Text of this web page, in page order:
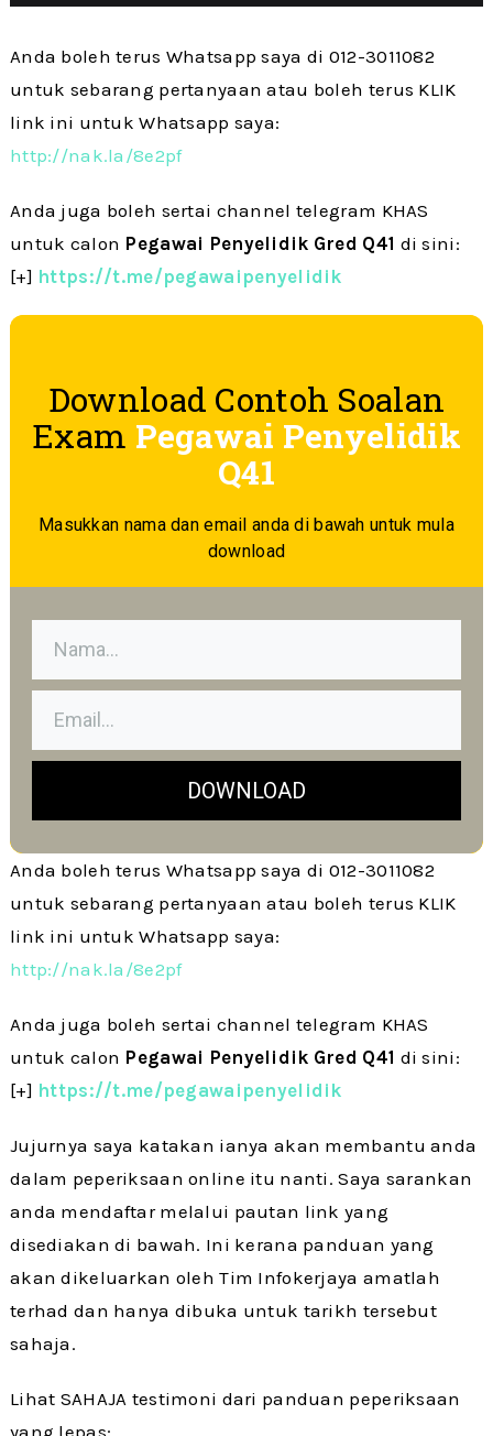
Anda boleh terus Whatsapp saya di 012-3011082
untuk sebarang pertanyaan atau boleh terus KLIK
link ini untuk Whatsapp saya:
http://nak.la/8e2pf
Anda juga boleh sertai channel telegram KHAS
untuk calon Pegawai Penyelidik Gred Q41 di sini:
[+] https://t.me/pegawaipenyelidik
Download Contoh Soalan
Exam Pegawai Penyelidik
Q41
Masukkan nama dan email anda di bawah untuk mula
download
DOWNLOAD
Anda boleh terus Whatsapp saya di 012-3011082
untuk sebarang pertanyaan atau boleh terus KLIK
link ini untuk Whatsapp saya:
http://nak.la/8e2pf
Anda juga boleh sertai channel telegram KHAS
untuk calon Pegawai Penyelidik Gred Q41 di sini:
[+] https://t.me/pegawaipenyelidik
Jujurnya saya katakan ianya akan membantu anda
dalam peperiksaan online itu nanti. Saya sarankan
anda mendaftar melalui pautan link yang
disediakan di bawah. Ini kerana panduan yang
akan dikeluarkan oleh Tim Infokerjaya amatlah
terhad dan hanya dibuka untuk tarikh tersebut
sahaja.
Lihat SAHAJA testimoni dari panduan peperiksaan
yang lepas: